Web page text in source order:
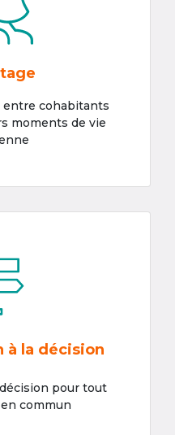
entre cohabitants
moments de vie
à la décision
pour tout
commun